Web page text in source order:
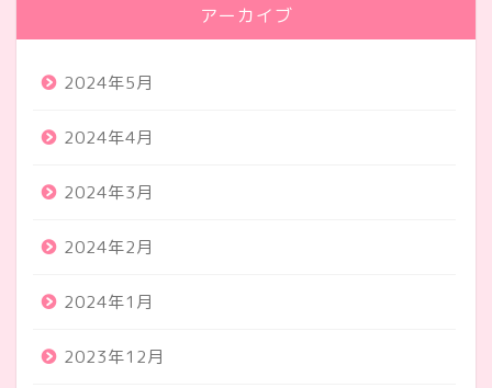
アーカイブ
2024年5月
2024年4月
2024年3月
2024年2月
2024年1月
2023年12月